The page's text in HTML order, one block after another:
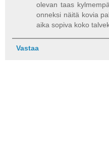
olevan taas
onneksi näitä kovia
aika sopiva koko
Vastaa